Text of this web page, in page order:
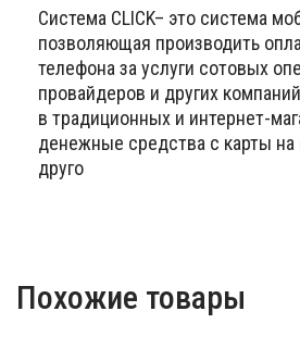
Система CLICK– это система
позволяющая производить
телефона за услуги сотовых
провайдеров и других
в традиционных и интернет-
денежные средства с карты на
друго
Похожие товары